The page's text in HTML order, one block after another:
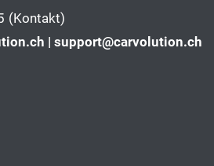
(Kontakt)
| support@carvolution.ch